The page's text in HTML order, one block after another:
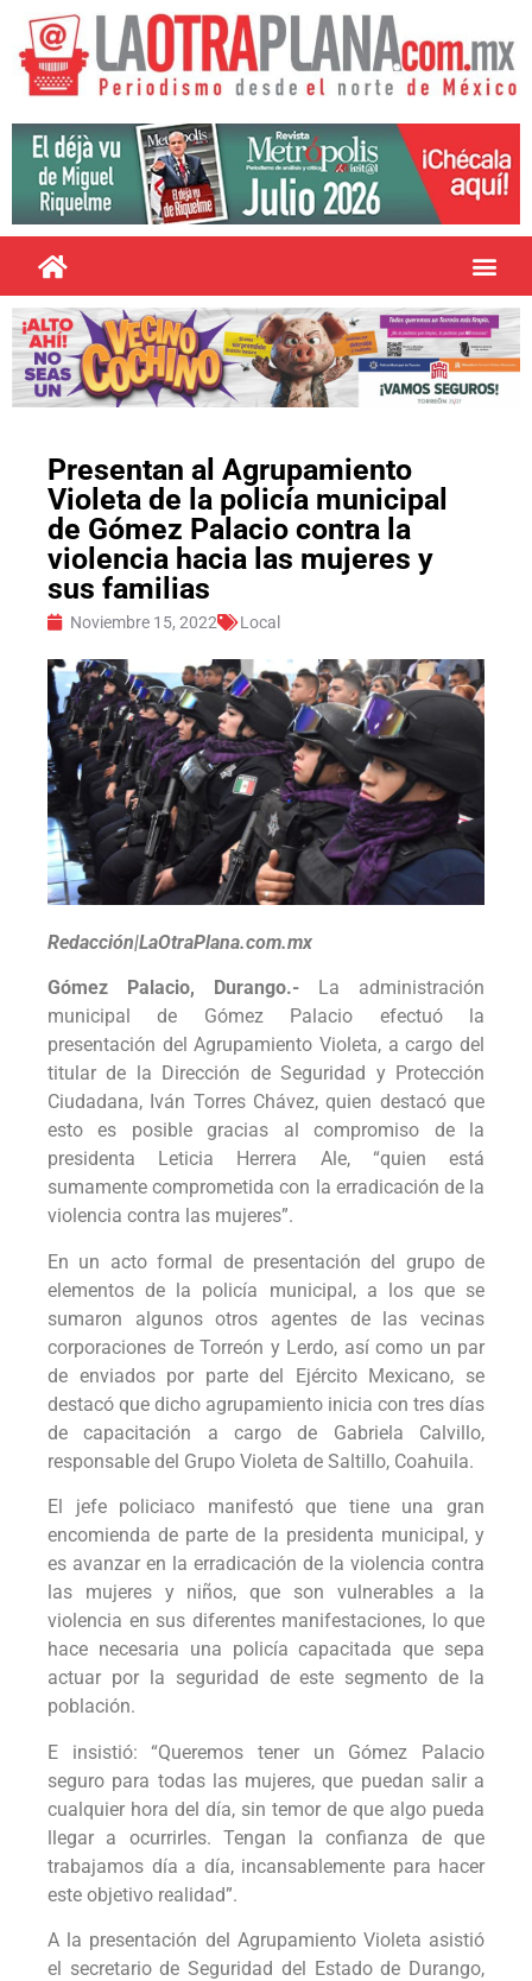
Presentan al Agrupamiento
Violeta de la policía municipal
de Gómez Palacio contra la
violencia hacia las mujeres y
sus familias
Noviembre 15, 2022 Local
Redacción|LaOtraPlana.com.mx
Gómez Palacio, Durango.-
La administración
municipal de Gómez Palacio efectuó la
presentación del Agrupamiento Violeta, a cargo del
titular de la Dirección de Seguridad y Protección
Ciudadana, Iván Torres Chávez, quien destacó que
esto es posible gracias al compromiso de la
presidenta Leticia Herrera Ale, “quien está
sumamente comprometida con la erradicación de la
violencia contra las mujeres”.
En un acto formal de presentación del grupo de
elementos de la policía municipal, a los que se
sumaron algunos otros agentes de las vecinas
corporaciones de Torreón y Lerdo, así como un par
de enviados por parte del Ejército Mexicano, se
destacó que dicho agrupamiento inicia con tres días
de capacitación a cargo de Gabriela Calvillo,
responsable del Grupo Violeta de Saltillo, Coahuila.
El jefe policiaco manifestó que tiene una gran
encomienda de parte de la presidenta municipal, y
es avanzar en la erradicación de la violencia contra
las mujeres y niños, que son vulnerables a la
violencia en sus diferentes manifestaciones, lo que
hace necesaria una policía capacitada que sepa
actuar por la seguridad de este segmento de la
población.
E insistió: “Queremos tener un Gómez Palacio
seguro para todas las mujeres, que puedan salir a
cualquier hora del día, sin temor de que algo pueda
llegar a ocurrirles. Tengan la confianza de que
trabajamos día a día, incansablemente para hacer
este objetivo realidad”.
A la presentación del Agrupamiento Violeta asistió
el secretario de Seguridad del Estado de Durango,